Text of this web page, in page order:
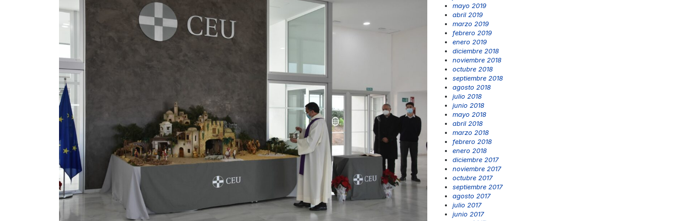
mayo 2019
abril 2019
marzo 2019
febrero 2019
enero 2019
diciembre 2018
noviembre 2018
octubre 2018
septiembre 2018
agosto 2018
julio 2018
junio 2018
mayo 2018
abril 2018
marzo 2018
febrero 2018
enero 2018
diciembre 2017
noviembre 2017
octubre 2017
septiembre 2017
agosto 2017
julio 2017
junio 2017